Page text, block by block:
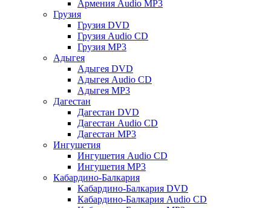
Армения Audio MP3
Грузия
Грузия DVD
Грузия Audio CD
Грузия MP3
Адыгея
Адыгея DVD
Адыгея Audio CD
Адыгея MP3
Дагестан
Дагестан DVD
Дагестан Audio CD
Дагестан MP3
Ингушетия
Ингушетия Audio CD
Ингушетия MP3
Кабардино-Балкария
Кабардино-Балкария DVD
Кабардино-Балкария Audio CD